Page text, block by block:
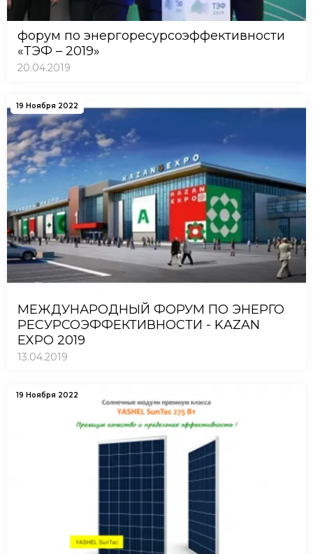
форум по энергоресурсоэффективности
«ТЭФ – 2019»
20.04.2019
19 Ноября 2022
МЕЖДУНАРОДНЫЙ ФОРУМ ПО ЭНЕРГО
РЕСУРСОЭФФЕКТИВНОСТИ - KAZAN
EXPO 2019
13.04.2019
19 Ноября 2022